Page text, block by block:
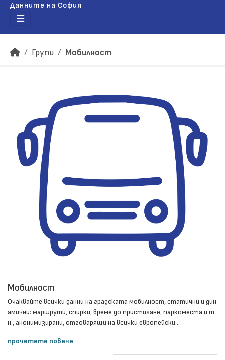
Данните на София
Групи Мобилност
Мобилност
Очаквайте всички данни на градската мобилност, статични и дин
амични: маршрути, спирки, време до пристигане, паркоместа и т.
н., анонимизирани, отговарящи на всички европейски...
прочетете повече